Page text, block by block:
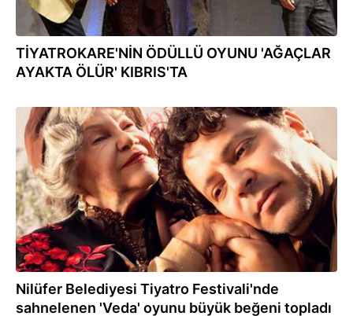
TİYATROKARE'NİN ÖDÜLLÜ OYUNU 'AĞAÇLAR
AYAKTA ÖLÜR' KIBRIS'TA
12.03.2024
Nilüfer Belediyesi Tiyatro Festivali'nde
sahnelenen 'Veda' oyunu büyük beğeni topladı